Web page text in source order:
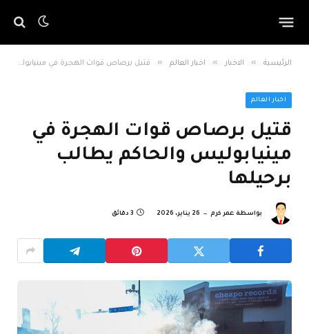
الرئيسية » الاخبار » اخبار العالم » قتيل برصاص قوات الهجرة في مينيابوليس والحاكم يطالب برحيلها
اخبار العالم
قتيل برصاص قوات الهجرة في
مينيابوليس والحاكم يطالب
برحيلها
بواسطة عمر كرم 26 يناير، 2026 3 دقائق